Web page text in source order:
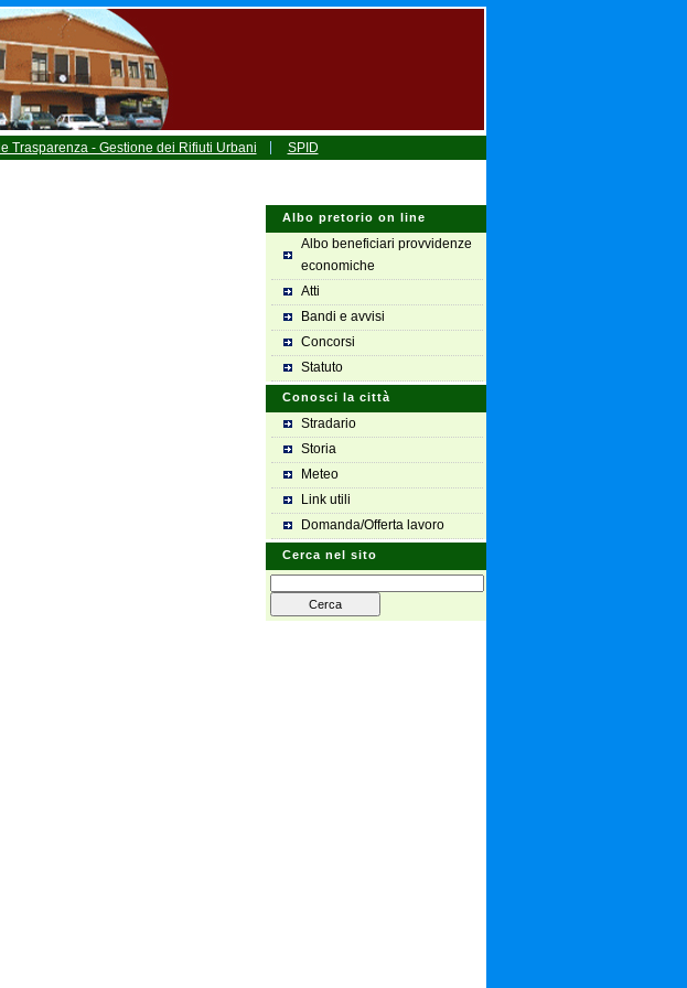
Trasparenza - Gestione dei Rifiuti Urbani SPID
Albo pretorio on line
Albo beneficiari provvidenze
economiche
Atti
Bandi e avvisi
Concorsi
Statuto
Conosci la città
Stradario
Storia
Meteo
Link utili
Domanda/Offerta lavoro
Cerca nel sito